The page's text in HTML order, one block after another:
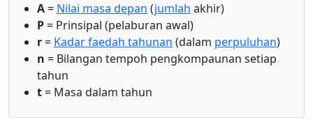
A= Nilai masa depan (jumlah akhir)
P= Prinsipal (pelaburan awal)
r= Kadar faedah tahunan (dalam perpuluhan)
n = Bilangan tempoh pengkompaunan setiap
tahun
t= Masa dalam tahun